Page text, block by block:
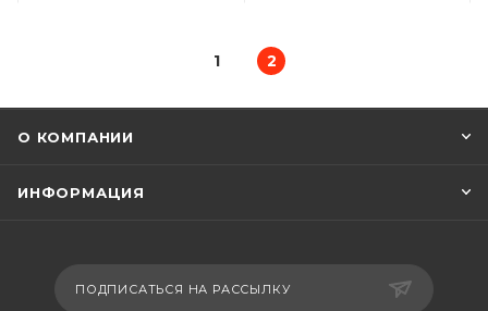
1 2
О КОМПАНИИ
ИНФОРМАЦИЯ
ПОДПИСАТЬСЯ НА РАССЫЛКУ